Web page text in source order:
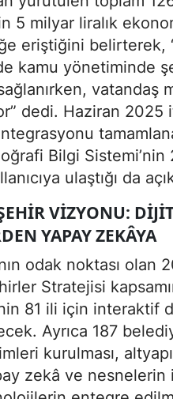
5 milyar liralık
eriştiğini belirterek,
kamu yönetiminde
vatandaş
dedi. Haziran 2025
Bilgi Sistemi’nin
ulaştığı da
VIZYONU:
YAPAY ZEKÂYA
odak noktası olan
Stratejisi
81 ili için interaktif
Ayrıca 187
kurulması,
zekâ ve nesnelerin